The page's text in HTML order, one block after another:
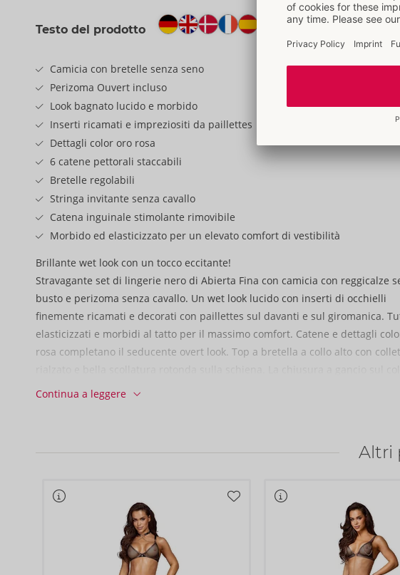
Testo del prodotto
Camicia con bretelle senza seno
Perizoma Ouvert incluso
Look bagnato lucido e morbido
Inserti ricamati e impreziositi da paillettes
Dettagli color oro rosa
6 catene pettorali staccabili
Bretelle regolabili
Stringa invitante senza cavallo
Catena inguinale stimolante rimovibile
Morbido ed elasticizzato per un elevato comfort di vestibilità
Brillante wet look con un tocco eccitante!
Stravagante set di lingerie nero di Abierta Fina con camicia con reggicalze
busto e perizoma senza cavallo. Un wet look lucido con inserti di occhielli
finemente ricamati e decorati con paillettes sul davanti e sul giromanica.
elasticizzati e morbidi al tatto per il massimo comfort. Catene e dettagli
rosa completano il seducente overt look. Top a bretella a collo alto con
sulla schiena può essere regolata per ottenere una vestibilità aderente alla
perizoma in tulle completa l'eccitante look del reggicalze. Seduce e stimola
88% poliestere, 12% elastan; tulle 100% poliestere.
Continua a leggere
Altri